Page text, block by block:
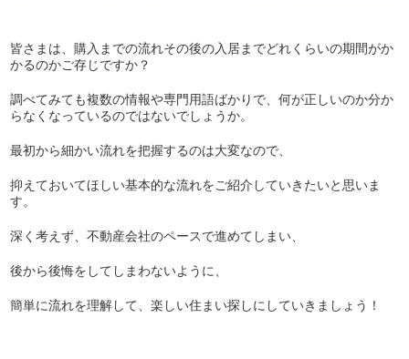
皆さまは、購入までの流れその後の入居までどれくらいの期間がか
かるのかご存じですか？
調べてみても複数の情報や専門用語ばかりで、何が正しいのか分か
らなくなっているのではないでしょうか。
最初から細かい流れを把握するのは大変なので、
抑えておいてほしい基本的な流れをご紹介していきたいと思いま
す。
深く考えず、不動産会社のペースで進めてしまい、
後から後悔をしてしまわないように、
簡単に流れを理解して、楽しい住まい探しにしていきましょう！